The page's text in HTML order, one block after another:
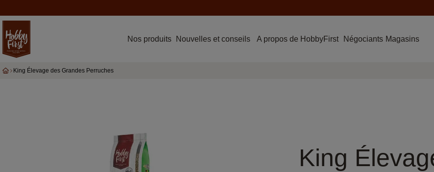
Nos produits Nouvelles et conseils A propos de HobbyFirst Négociants Magasins
King Élevage des Grandes Perruches
King